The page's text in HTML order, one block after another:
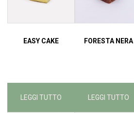
EASY CAKE
LEGGI TUTTO
FORESTA NERA
LEGGI TUTTO